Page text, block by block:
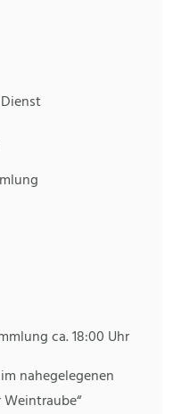
ca. 18:00 Uhr
nahegelegenen
Weintraube“